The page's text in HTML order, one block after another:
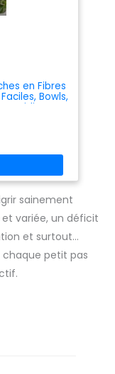
enrichissent leur
solide. DES
DE NOÉ : Au
de Noé sélectionne
produits du
pour vous offrir des
en Fibres
Bowls,
Un
sainement
variée, un déficit
et surtout…
chaque petit pas